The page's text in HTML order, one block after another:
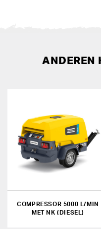
ANDEREN
COMPRESSOR 5000 L/MIN
MET NK (DIESEL)